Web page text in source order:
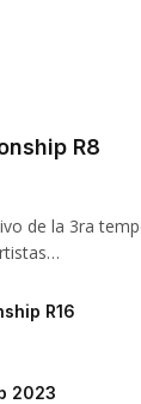
R8
de la 3ra
R16
2023